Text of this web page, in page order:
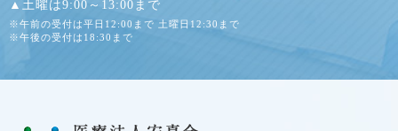
▲土曜は9:00～13:00まで
※午前の受付は平日12:00まで 土曜日12:30まで
※午後の受付は18:30まで